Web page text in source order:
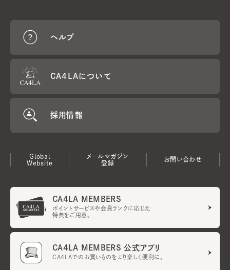
ヘルプ
CA4LAについて
採用情報
Global
Website
メールマガジン
登録
お問い合わせ
CA4LA MEMBERS
ポイントサービスや会員ランクに応じた
特典をご用意。
CA4LA MEMBERS 公式アプリ
CA4LAでのお買いものをより楽しく便利に。